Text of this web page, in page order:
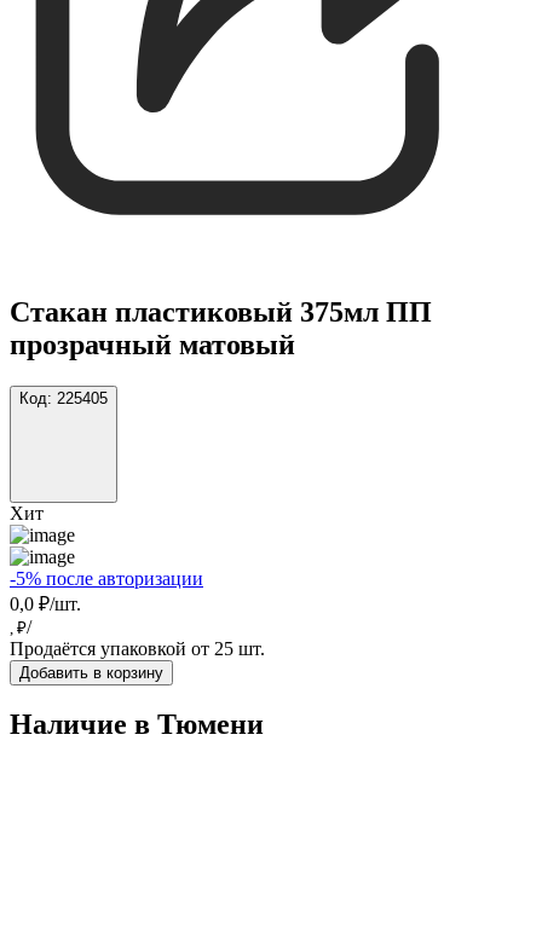
Стакан пластиковый 375мл ПП
прозрачный матовый
Код: 225405
Хит
-5% после авторизации
0,0 ₽/шт.
, ₽/
Продаётся упаковкой от 25 шт.
Добавить в корзину
Наличие в Тюмени